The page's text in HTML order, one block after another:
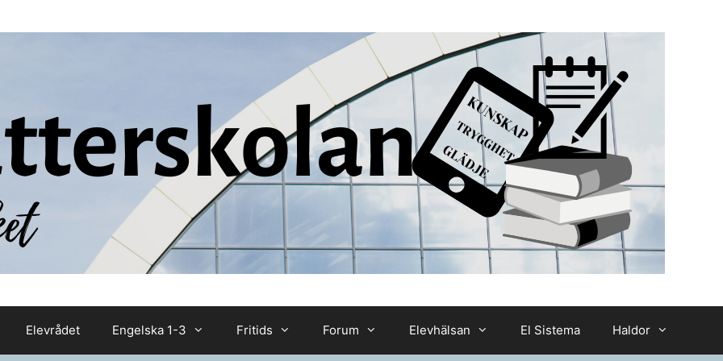
Elevrådet Engelska 1-3 Fritids Forum Elevhälsan El Sistema Haldor